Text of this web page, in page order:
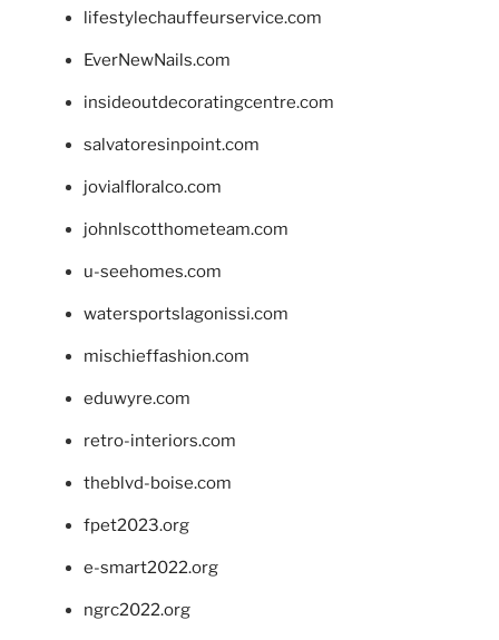
lifestylechauffeurservice.com
EverNewNails.com
insideoutdecoratingcentre.com
salvatoresinpoint.com
jovialfloralco.com
johnlscotthometeam.com
u-seehomes.com
watersportslagonissi.com
mischieffashion.com
eduwyre.com
retro-interiors.com
theblvd-boise.com
fpet2023.org
e-smart2022.org
ngrc2022.org